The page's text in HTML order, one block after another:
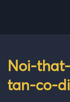
Noi-
tan-co-